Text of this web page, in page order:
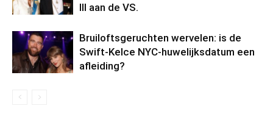
III aan de VS.
Bruiloftsgeruchten wervelen: is de
Swift-Kelce NYC-huwelijksdatum een ​​
afleiding?